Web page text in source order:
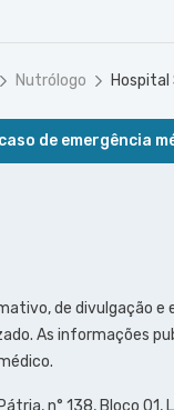
Nutrólogo Hospital
caso de emergência
de divulgação
As informações
n° 138, Bloco